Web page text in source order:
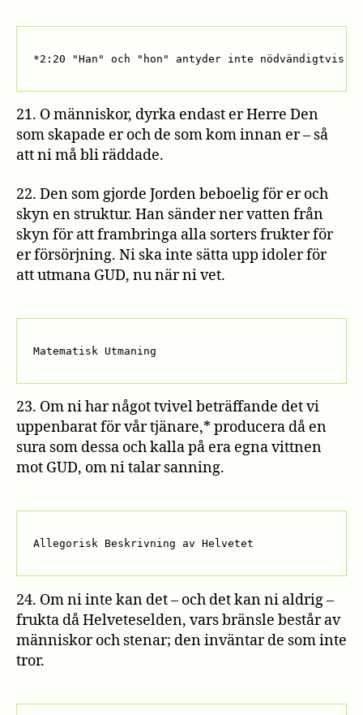
*2:20 "Han" och "hon" antyder inte nödvändigtvis
21. O människor, dyrka endast er Herre Den
som skapade er och de som kom innan er – så
att ni må bli räddade.
22. Den som gjorde Jorden beboelig för er och
skyn en struktur. Han sänder ner vatten från
skyn för att frambringa alla sorters frukter för
er försörjning. Ni ska inte sätta upp idoler för
att utmana GUD, nu när ni vet.
Matematisk Utmaning
23. Om ni har något tvivel beträffande det vi
uppenbarat för vår tjänare,* producera då en
sura som dessa och kalla på era egna vittnen
mot GUD, om ni talar sanning.
Allegorisk Beskrivning av Helvetet
24. Om ni inte kan det – och det kan ni aldrig –
frukta då Helveteselden, vars bränsle består av
människor och stenar; den inväntar de som inte
tror.